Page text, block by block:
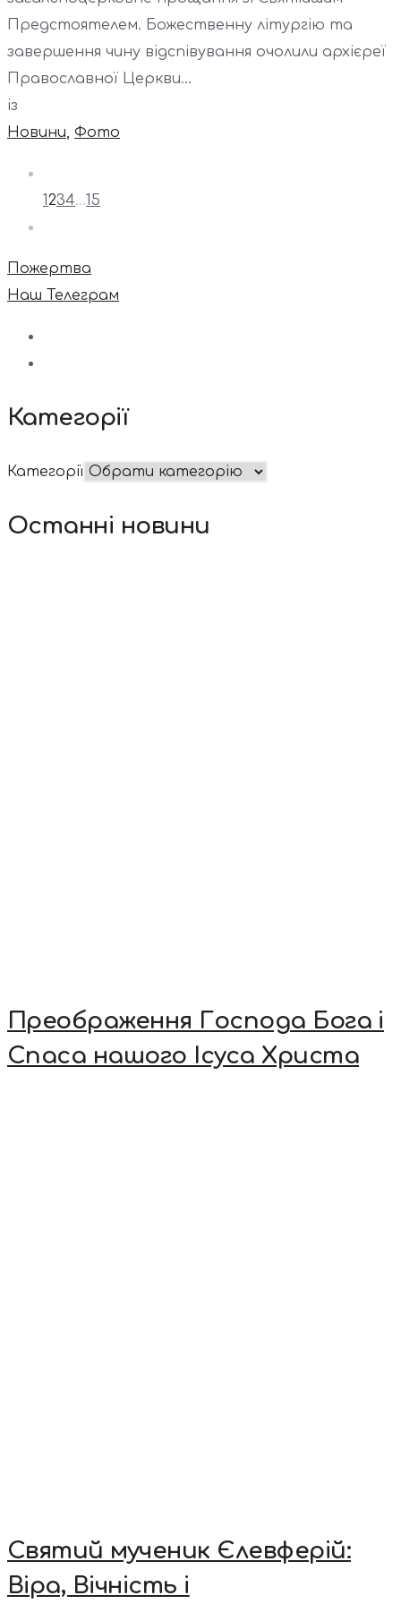
Предстоятелем. Божественну літургію та
завершення чину відспівування очолили архієреї
Православної Церкви...
із
Новини, Фото
1234…15
Пожертва
Наш Телеграм
Категорії
Категорії
Останні новини
Преображення Господа Бога і
Спаса нашого Ісуса Христа
Святий мученик Єлевферій:
Віра, Вічність і